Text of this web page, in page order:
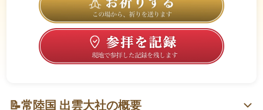
📝常陸国 出雲大社の概要